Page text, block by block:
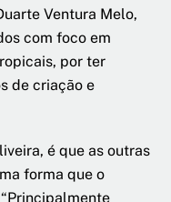
Ventura Melo,
com foco em
por ter
de criação e
é que as outras
forma que o